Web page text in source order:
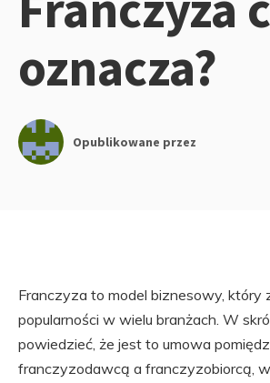
oznacza?
Opublikowane przez
Franczyza to model biznesowy, który
popularności w wielu branżach. W
powiedzieć, że jest to umowa
franczyzodawcą a franczyzobiorcą,